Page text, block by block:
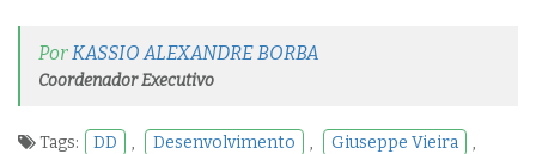
Por KASSIO ALEXANDRE BORBA
Coordenador Executivo
Tags: DD , Desenvolvimento , Giuseppe Vieira
,